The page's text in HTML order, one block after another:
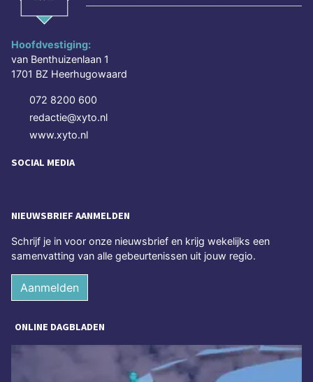
Hoofdvestiging:
van Benthuizenlaan 1
1701 BZ Heerhugowaard
072 8200 600
redactie@xyto.nl
www.xyto.nl
SOCIAL MEDIA
NIEUWSBRIEF AANMELDEN
Schrijf je in voor onze nieuwsbrief en krijg wekelijks een
samenvatting van alle gebeurtenissen uit jouw regio.
Aanmelden
ONLINE DAGBLADEN